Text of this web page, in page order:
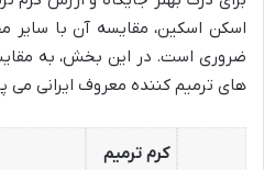
اسکن اسکین، مقایسه آن با سایر
ضروری است. در این بخش، به
های ترمیم کننده معروف ایرانی می
کرم ترمیم